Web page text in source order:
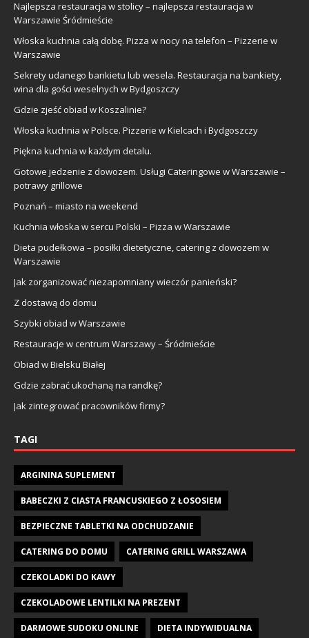
Najlepsza restauracja w stolicy – najlepsza restauracja w
Warszawie Śródmieście
Włoska kuchnia całą dobę. Pizza w nocy na telefon – Pizzerie w
Warszawie
Sekrety udanego bankietu lub wesela. Restauracja na bankiety,
wina dla gości weselnych w Bydgoszczy
Gdzie zjeść obiad w Koszalinie?
Włoska kuchnia w Polsce. Pizzerie w Kielcach i Bydgoszczy
Piękna kuchnia w każdym detalu.
Gotowe jedzenie z dowozem. Usługi Cateringowe w Warszawie –
potrawy grillowe
Poznań – miasto na weekend
Kuchnia włoska w sercu Polski – Pizza w Warszawie
Dieta pudełkowa – posiłki dietetyczne, catering z dowozem w
Warszawie
Jak zorganizować niezapomniany wieczór panieński?
Z dostawą do domu
Szybki obiad w Warszawie
Restauracje w centrum Warszawy – Śródmieście
Obiad w Bielsku Białej
Gdzie zabrać ukochaną na randkę?
Jak zintegrować pracowników firmy?
TAGI
ARGININA SUPLEMENT
BABECZKI Z CIASTA FRANCUSKIEGO Z ŁOSOSIEM
BEZPIECZNE TABLETKI NA ODCHUDZANIE
CATERING DO DOMU CATERING GRILL WARSZAWA
CZEKOLADKI DO KAWY
CZEKOLADOWE LENTILKI NA PREZENT
DARMOWE SUDOKU ONLINE DIETA INDYWIDUALNA